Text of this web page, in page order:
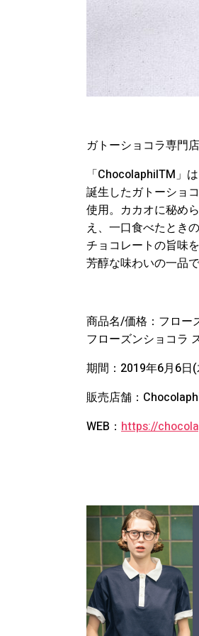
ガトーショコラ専門
「ChocolaphilTM」
誕生したガトーショ
使用。カカオに秘め
え、一口食べたとき
チョコレートの旨味
芳醇な味わいの一品で
商品名/価格：フロー
フローズンショコラ
期間：2019年6月6日
販売店舗：
WEB： https://